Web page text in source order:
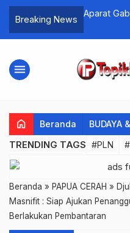
Breaking News
Aparat
menu
home Beranda BUDAYA
TRENDING TAGS #PLN
Beranda » PAPUA CERAH »
Masnifit : Siap Ajukan
Berlakukan Pembantaran